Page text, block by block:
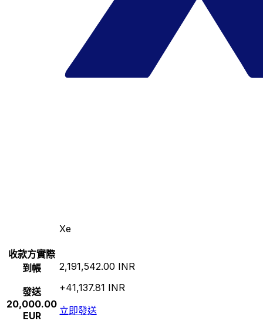
Xe
收款方實際
到帳
發送
20,000.00
EUR
2,191,542.00 INR
+41,137.81 INR
立即發送